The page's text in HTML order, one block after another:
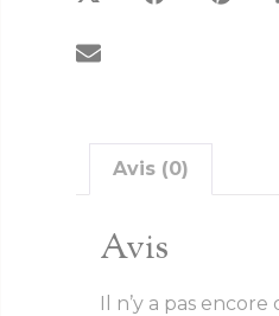
Avis (0)
Avis
Il n’y a pas encore